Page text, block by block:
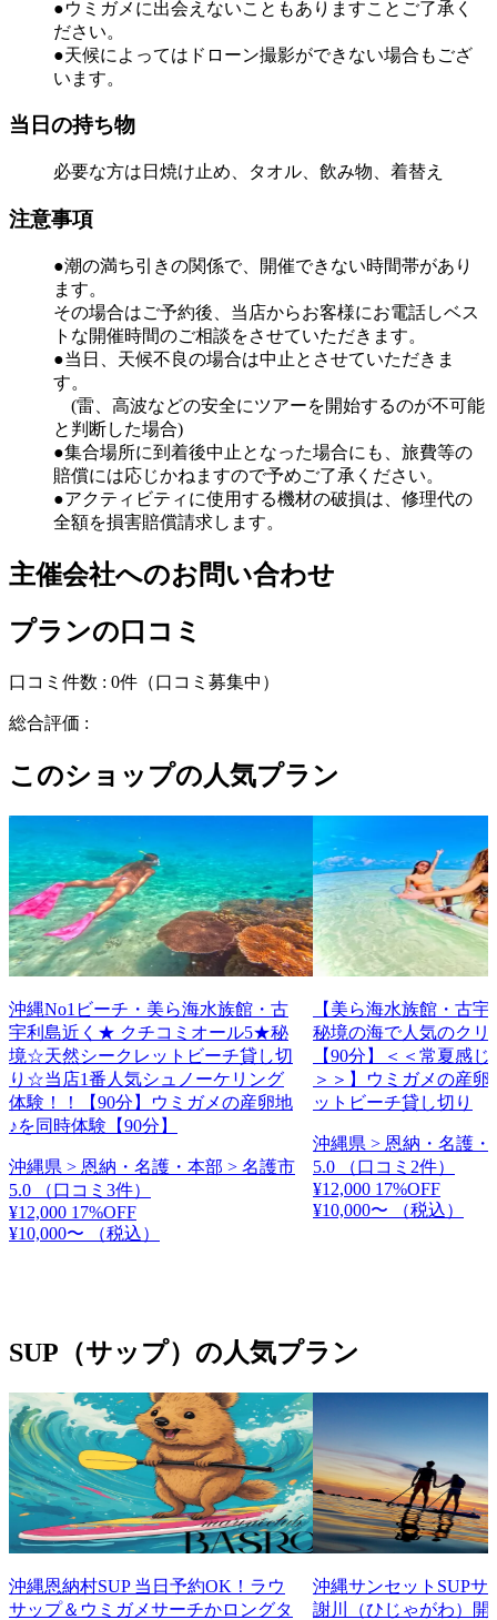
●ウミガメに出会えないこともありますことご了承く
ださい。
●天候によってはドローン撮影ができない場合もござ
います。
当日の持ち物
必要な方は日焼け止め、タオル、飲み物、着替え
注意事項
●潮の満ち引きの関係で、開催できない時間帯があり
ます。
その場合はご予約後、当店からお客様にお電話しベス
トな開催時間のご相談をさせていただきます。
●当日、天候不良の場合は中止とさせていただきま
す。
(雷、高波などの安全にツアーを開始するのが不可能
と判断した場合)
●集合場所に到着後中止となった場合にも、旅費等の
賠償には応じかねますので予めご了承ください。
●アクティビティに使用する機材の破損は、修理代の
全額を損害賠償請求します。
主催会社へのお問い合わせ
プランの口コミ
口コミ件数 : 0件 （口コミ募集中）
総合評価 :
このショップの人気プラン
沖縄No1ビーチ・美ら海水族館・古
宇利島近く★ クチコミオール5★秘
境☆天然シークレットビーチ貸し切
り☆当店1番人気シュノーケリング
体験！！【90分】ウミガメの産卵地
♪を同時体験【90分】
沖縄県 > 恩納・名護・本部 > 名護市
5.0
（口コミ3件）
¥12,000 17%OFF
¥10,000〜
（税込）
【美ら海水族館・古
秘境の海で人気のクリ
【90分】＜＜常夏感
＞＞】ウミガメの産
ットビーチ貸し切り
沖縄県 > 恩納・名護・
5.0
（口コミ2件）
¥12,000 17%OFF
¥10,000〜
（税込）
SUP（サップ）の人気プラン
沖縄恩納村SUP 当日予約OK！ラウ
サップ＆ウミガメサーチかロングタ
沖縄サンセットSUP
謝川（ひじゃがわ）